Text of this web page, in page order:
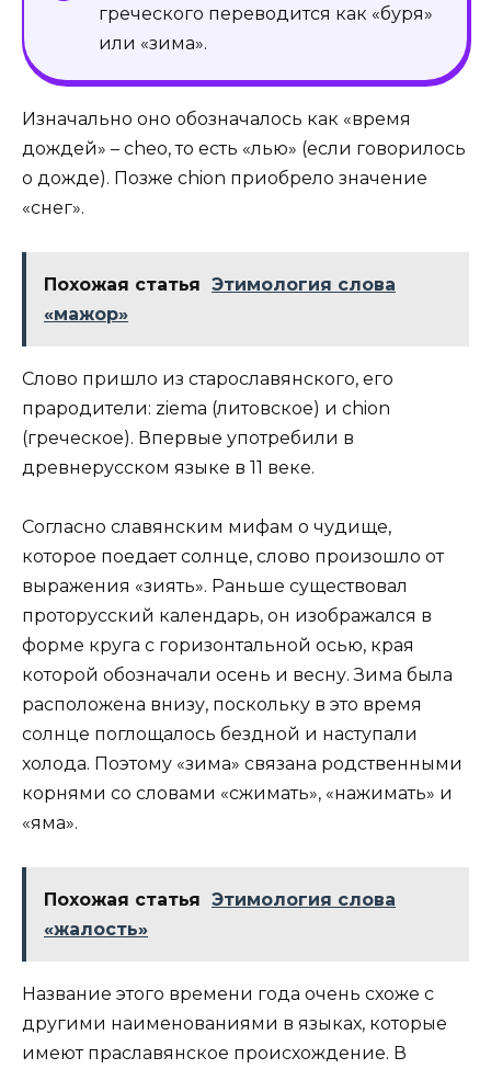
греческого переводится как «буря»
или «зима».
Изначально оно обозначалось как «время
дождей» – cheo, то есть «лью» (если говорилось
о дожде). Позже chion приобрело значение
«снег».
Похожая статья Этимология слова
«мажор»
Слово пришло из старославянского, его
прародители: ziema (литовское) и chion
(греческое). Впервые употребили в
древнерусском языке в 11 веке.
Согласно славянским мифам о чудище,
которое поедает солнце, слово произошло от
выражения «зиять». Раньше существовал
проторусский календарь, он изображался в
форме круга с горизонтальной осью, края
которой обозначали осень и весну. Зима была
расположена внизу, поскольку в это время
солнце поглощалось бездной и наступали
холода. Поэтому «зима» связана родственными
корнями со словами «сжимать», «нажимать» и
«яма».
Похожая статья Этимология слова
«жалость»
Название этого времени года очень схоже с
другими наименованиями в языках, которые
имеют праславянское происхождение. В